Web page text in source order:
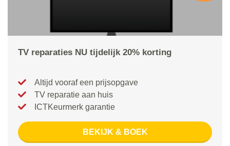
TV reparaties NU tijdelijk 20% korting
Altijd vooraf een prijsopgave
TV reparatie aan huis
ICTKeurmerk garantie
BEKIJK & BOEK